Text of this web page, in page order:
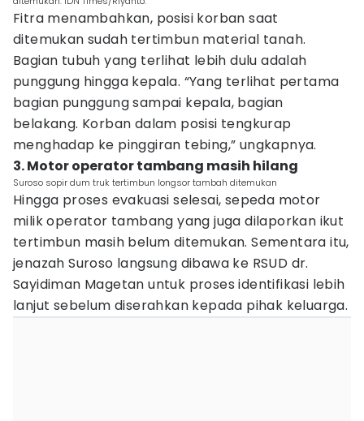
Fitra menambahkan, posisi korban saat
ditemukan sudah tertimbun material tanah.
Bagian tubuh yang terlihat lebih dulu adalah
punggung hingga kepala. “Yang terlihat pertama
bagian punggung sampai kepala, bagian
belakang. Korban dalam posisi tengkurap
menghadap ke pinggiran tebing,” ungkapnya.
3. Motor operator tambang masih hilang
Suroso sopir dum truk tertimbun longsor tambah ditemukan
Hingga proses evakuasi selesai, sepeda motor
milik operator tambang yang juga dilaporkan ikut
tertimbun masih belum ditemukan. Sementara itu,
jenazah Suroso langsung dibawa ke RSUD dr.
Sayidiman Magetan untuk proses identifikasi lebih
lanjut sebelum diserahkan kepada pihak keluarga.